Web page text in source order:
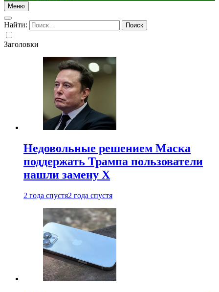
Меню
Найти:
Заголовки
Недовольные решением Маска
поддержать Трампа пользователи
нашли замену X
2 года спустя2 года спустя